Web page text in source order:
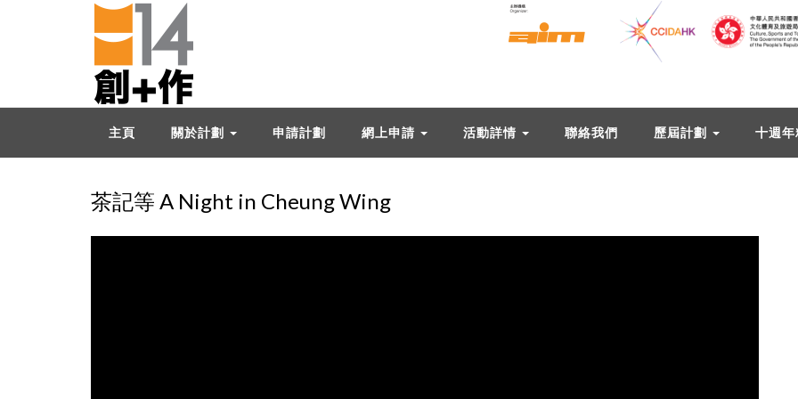
主頁 關於計劃 申請計劃 網上申請 活動詳情 聯絡我們 歷屆計劃 十週
茶記等 A Night in Cheung Wing